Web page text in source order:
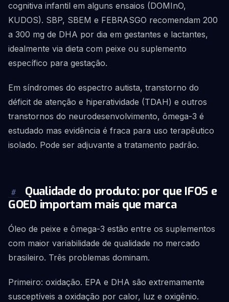
cognitiva infantil em alguns ensaios (DOMInO,
KUDOS). SBP, SBEM e FEBRASGO recomendam 200
a 300 mg de DHA por dia em gestantes e lactantes,
idealmente via dieta com peixe ou suplemento
específico para gestação.
Em síndromes do espectro autista, transtorno do
déficit de atenção e hiperatividade (TDAH) e outros
transtornos do neurodesenvolvimento, ômega-3 é
estudado mas evidência é fraca para uso terapêutico
isolado. Pode ser adjuvante a tratamento padrão.
#
Qualidade do produto: por que IFOS e
GOED importam mais que marca
Óleo de peixe e ômega-3 estão entre os suplementos
com maior variabilidade de qualidade no mercado
brasileiro. Três problemas dominam.
Primeiro: oxidação. EPA e DHA são extremamente
susceptíveis a oxidação por calor, luz e oxigênio.